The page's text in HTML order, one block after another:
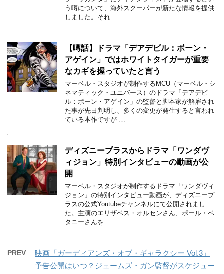
う噂について、海外スクーパーが新たな情報を提供
しました。それ …
【噂話】ドラマ「デアデビル：ボーン・
アゲイン」ではホワイトタイガーが重要
なカギを握っていたと言う
マーベル・スタジオが制作するMCU（マーベル・シ
ネマティック・ユニバース）のドラマ「デアデビ
ル：ボーン・アゲイン」の監督と脚本家が解雇され
た事が先日判明し、多くの変更が発生すると言われ
ている本作ですが …
ディズニープラスからドラマ「ワンダヴ
ィジョン」特別インタビューの動画が公
開
マーベル・スタジオが制作するドラマ「ワンダヴィ
ジョン」の特別インタビュー動画が、ディズニープ
ラスの公式Youtubeチャンネルにて公開されまし
た。主演のエリザベス・オルセンさん、ポール・ベ
タニーさんを …
PREV
映画「ガーディアンズ・オブ・ギャラクシー Vol.3」
予告公開はいつ？ジェームズ・ガン監督がスケジュー